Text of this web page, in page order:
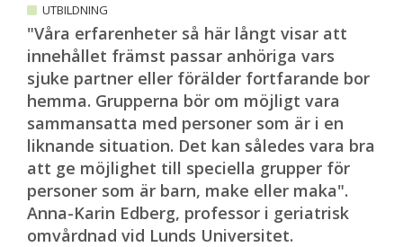
UTBILDNING
"Våra erfarenheter så här långt visar att
innehållet främst passar anhöriga vars
sjuke partner eller förälder fortfarande bor
hemma. Grupperna bör om möjligt vara
sammansatta med personer som är i en
liknande situation. Det kan således vara bra
att ge möjlighet till speciella grupper för
personer som är barn, make eller maka".
Anna-Karin Edberg, professor i geriatrisk
omvårdnad vid Lunds Universitet.